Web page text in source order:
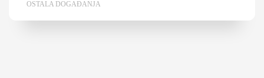
OSTALA DOGAĐANJA